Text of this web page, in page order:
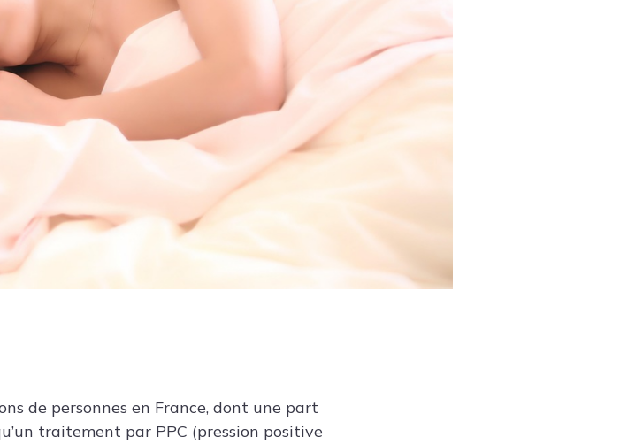
de personnes en France, dont une part
traitement par PPC (pression positive